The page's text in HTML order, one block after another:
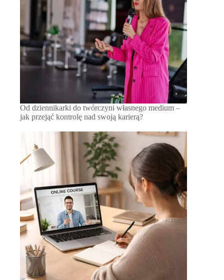
Od dziennikarki do twórczyni własnego medium –
jak przejąć kontrolę nad swoją karierą?